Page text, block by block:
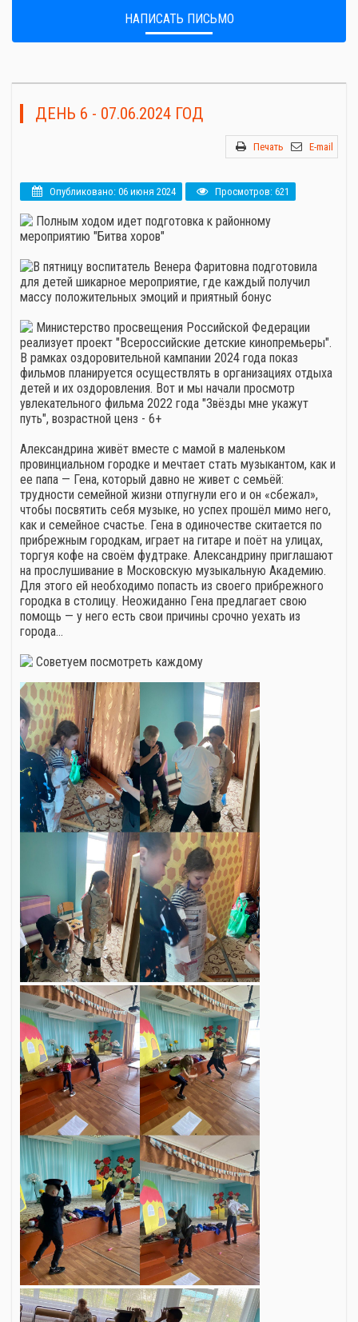
НАПИСАТЬ ПИСЬМО
ДЕНЬ 6 - 07.06.2024 ГОД
Печать E-mail
Опубликовано: 06 июня 2024 Просмотров: 621
Полным ходом идет подготовка к районному
мероприятию "Битва хоров"
В пятницу воспитатель Венера Фаритовна подготовила
для детей шикарное мероприятие, где каждый получил
массу положительных эмоций и приятный бонус
Министерство просвещения Российской Федерации
реализует проект "Всероссийские детские кинопремьеры".
В рамках оздоровительной кампании 2024 года показ
фильмов планируется осуществлять в организациях отдыха
детей и их оздоровления. Вот и мы начали просмотр
увлекательного фильма 2022 года "Звёзды мне укажут
путь", возрастной ценз - 6+
Александрина живёт вместе с мамой в маленьком
провинциальном городке и мечтает стать музыкантом, как и
ее папа — Гена, который давно не живет с семьёй:
трудности семейной жизни отпугнули его и он «сбежал»,
чтобы посвятить себя музыке, но успех прошёл мимо него,
как и семейное счастье. Гена в одиночестве скитается по
прибрежным городкам, играет на гитаре и поёт на улицах,
торгуя кофе на своём фудтраке. Александрину приглашают
на прослушивание в Московскую музыкальную Академию.
Для этого ей необходимо попасть из своего прибрежного
городка в столицу. Неожиданно Гена предлагает свою
помощь — у него есть свои причины срочно уехать из
города…
Советуем посмотреть каждому